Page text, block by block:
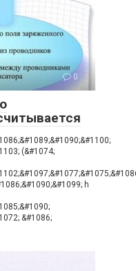
0
(&#1074;
h
&#1086;